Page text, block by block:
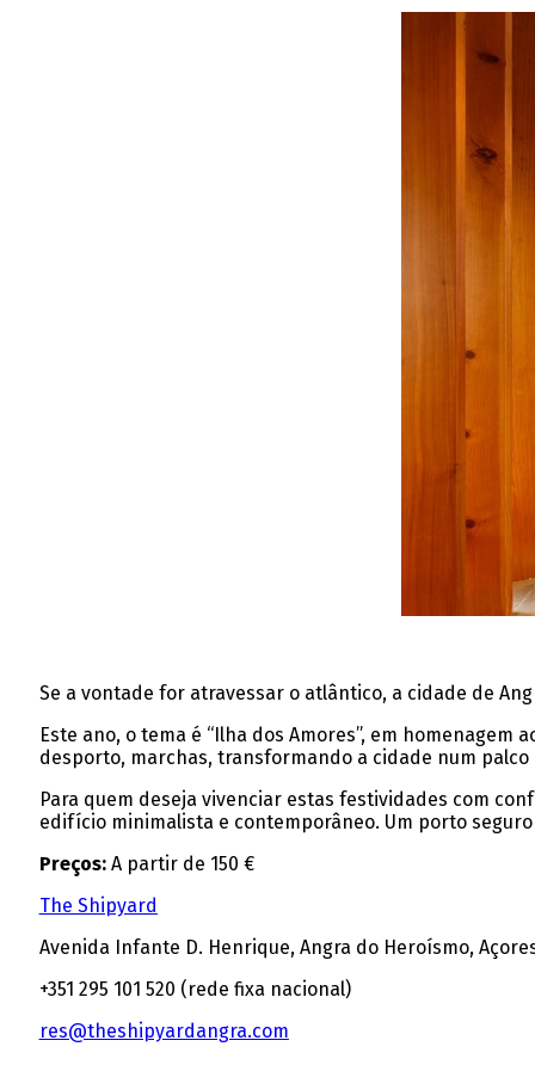
Se a vontade for atravessar o atlântico, a cidade de
Este ano, o tema é “Ilha dos Amores”, em
desporto, marchas, transformando a cidade num
Para quem deseja vivenciar estas festividades com
edifício minimalista e contemporâneo. Um porto
Preços: A partir de 150 €
The Shipyard
Avenida Infante D. Henrique, Angra do Heroísmo,
+351 295 101 520 (rede fixa nacional)
res@theshipyardangra.com